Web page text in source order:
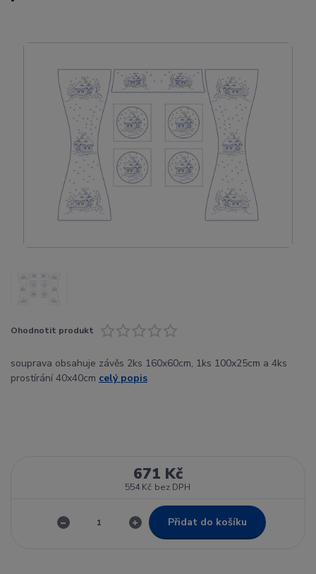
Ohodnotit produkt
souprava obsahuje závěs 2ks 160x60cm, 1ks 100x25cm a 4ks
prostírání 40x40cm celý popis
671 Kč
554 Kč bez DPH
Přidat do košíku